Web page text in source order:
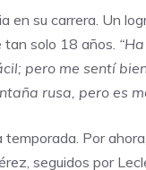
en su carrera. Un
tan solo 18 años. “
pero me sentí
rusa, pero es
temporada. Por
seguidos por